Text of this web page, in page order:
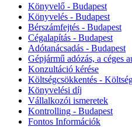
Könyvelő - Budapest
Könyvelés - Budapest
Bérszámfejtés - Budapest
Cégalapítás - Budapest
Adótanácsadás - Budapest
Gépjármű adózás, a céges
Konzultáció kérése
Költségcsökkentés -
Könyvelési díj
Vállalkozói ismeretek
Kontrolling - Budapest
Fontos Információk